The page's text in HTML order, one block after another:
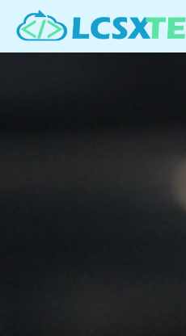
Se rendre au contenu